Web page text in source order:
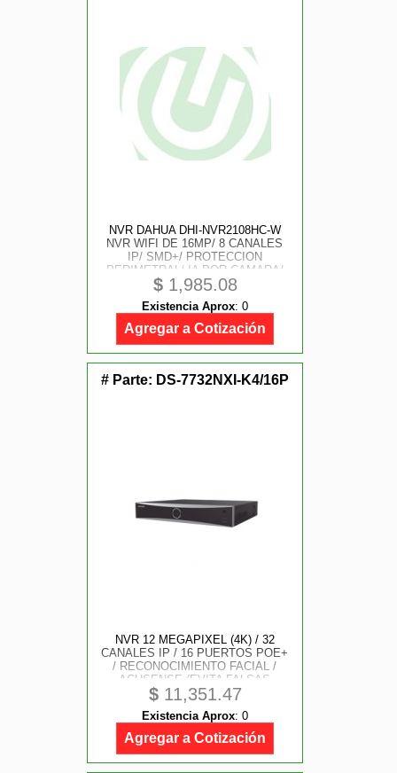
NVR DAHUA DHI-NVR2108HC-W
NVR WIFI DE 16MP/ 8 CANALES
IP/ SMD+/ PROTECCION
PERIMETRAL/ IA POR CAMARA/
H.265/ SALIDAS HDMI AND VGA/ 1
BAHIA HDD/ 1 E AND S DE AUDIO/
ONVIF
$1,985.08
Existencia Aprox: 0
Agregar a Cotización
# Parte: DS-7732NXI-K4/16P
NVR 12 MEGAPIXEL (4K) / 32
CANALES IP / 16 PUERTOS POE+
/ RECONOCIMIENTO FACIAL /
ACUSENSE (EVITA FALSAS
ALARMAS) / 4 BAHÍAS DE DISCO
DURO / SWITCH POE 300 MTS /
HDMI EN 4K / ALARMAS I/ O
$11,351.47
Existencia Aprox: 0
Agregar a Cotización